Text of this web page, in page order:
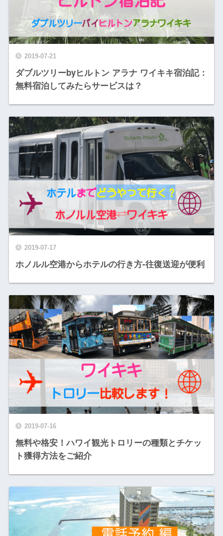
2019-07-21
ダブルツリーbyヒルトン アラナ ワイキキ宿泊記：
無料宿泊してみたらサービスは？
2019-07-17
ホノルル空港からホテルの行き方-往復送迎が便利
2019-07-16
無料や格安！ハワイ観光トロリーの種類とチケッ
ト獲得方法をご紹介